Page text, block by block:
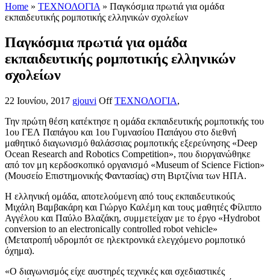
Home » ΤΕΧΝΟΛΟΓΙΑ » Παγκόσμια πρωτιά για ομάδα
εκπαιδευτικής ρομποτικής ελληνικών σχολείων
Παγκόσμια πρωτιά για ομάδα
εκπαιδευτικής ρομποτικής ελληνικών
σχολείων
22 Ιουνίου, 2017 gjouvi Off ΤΕΧΝΟΛΟΓΙΑ,
Την πρώτη θέση κατέκτησε η ομάδα εκπαιδευτικής ρομποτικής του
1ου ΓΕΛ Παπάγου και 1ου Γυμνασίου Παπάγου στο διεθνή
μαθητικό διαγωνισμό θαλάσσιας ρομποτικής εξερεύνησης «Deep
Ocean Research and Robotics Competition», που διοργανώθηκε
από τον μη κερδοσκοπικό οργανισμό «Museum of Science Fiction»
(Μουσείο Επιστημονικής Φαντασίας) στη Βιρτζίνια των ΗΠΑ.
Η ελληνική ομάδα, αποτελούμενη από τους εκπαιδευτικούς
Μιχάλη Βαμβακάρη και Γιώργο Καλέμη και τους μαθητές Φίλιππο
Αγγέλου και Παύλο Βλαζάκη, συμμετείχαν με το έργο «Hydrobot
conversion to an electronically controlled robot vehicle»
(Μετατροπή υδρομπότ σε ηλεκτρονικά ελεγχόμενο ρομποτικό
όχημα).
«Ο διαγωνισμός είχε αυστηρές τεχνικές και σχεδιαστικές